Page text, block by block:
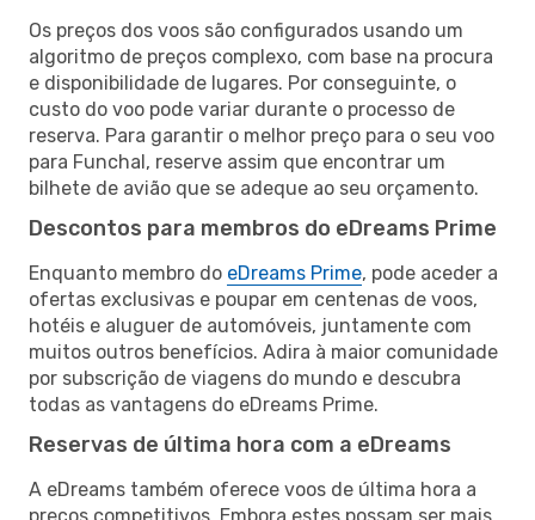
Os preços dos voos são configurados usando um
algoritmo de preços complexo, com base na procura
e disponibilidade de lugares. Por conseguinte, o
custo do voo pode variar durante o processo de
reserva. Para garantir o melhor preço para o seu voo
para Funchal, reserve assim que encontrar um
bilhete de avião que se adeque ao seu orçamento.
Descontos para membros do eDreams Prime
Enquanto membro do eDreams Prime, pode aceder a
ofertas exclusivas e poupar em centenas de voos,
hotéis e aluguer de automóveis, juntamente com
muitos outros benefícios. Adira à maior comunidade
por subscrição de viagens do mundo e descubra
todas as vantagens do eDreams Prime.
Reservas de última hora com a eDreams
A eDreams também oferece voos de última hora a